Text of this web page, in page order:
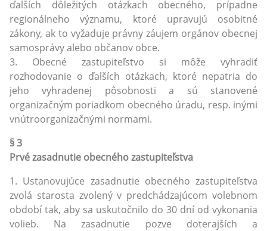
ďalších dôležitých otázkach obecného, prípadne
regionálneho významu, ktoré upravujú osobitné
zákony, ak to vyžaduje právny záujem orgánov obecnej
samosprávy alebo občanov obce.
3. Obecné zastupiteľstvo si môže vyhradiť
rozhodovanie o ďalších otázkach, ktoré nepatria do
jeho vyhradenej pôsobnosti a sú stanovené
organizačným poriadkom obecného úradu, resp. inými
vnútroorganizačnými normami.
§ 3
Prvé zasadnutie obecného zastupiteľstva
1. Ustanovujúce zasadnutie obecného zastupiteľstva
zvolá starosta zvolený v predchádzajúcom volebnom
období tak, aby sa uskutočnilo do 30 dní od vykonania
volieb. Na zasadnutie pozve doterajších a